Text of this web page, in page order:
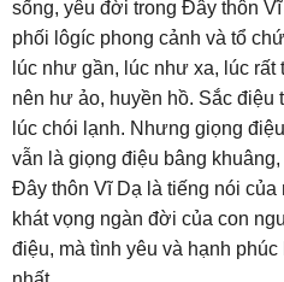
sống, yêu đời trong Đây thôn
phối lôgíc phong cảnh và tổ
lúc như gần, lúc như xa, lúc
nên hư ảo, huyền hồ. Sắc điệu
lúc chói lạnh. Nhưng giọng
vẫn là giọng điệu bâng
Đây thôn Vĩ Dạ là tiếng nói
khát vọng ngàn đời của con
điệu, mà tình yêu và hạnh